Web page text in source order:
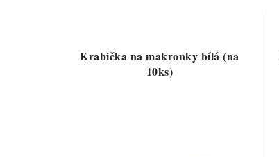
Krabička na makronky bílá (na
10ks)